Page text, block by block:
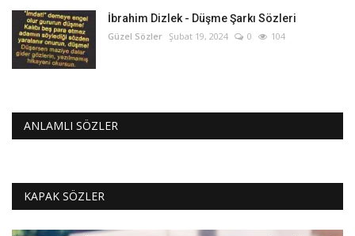
İbrahim Dizlek - Düşme Şarkı Sözleri
Güzel Sözler Şubat 19, 2024 0 104
ANLAMLI SÖZLER
KAPAK SÖZLER